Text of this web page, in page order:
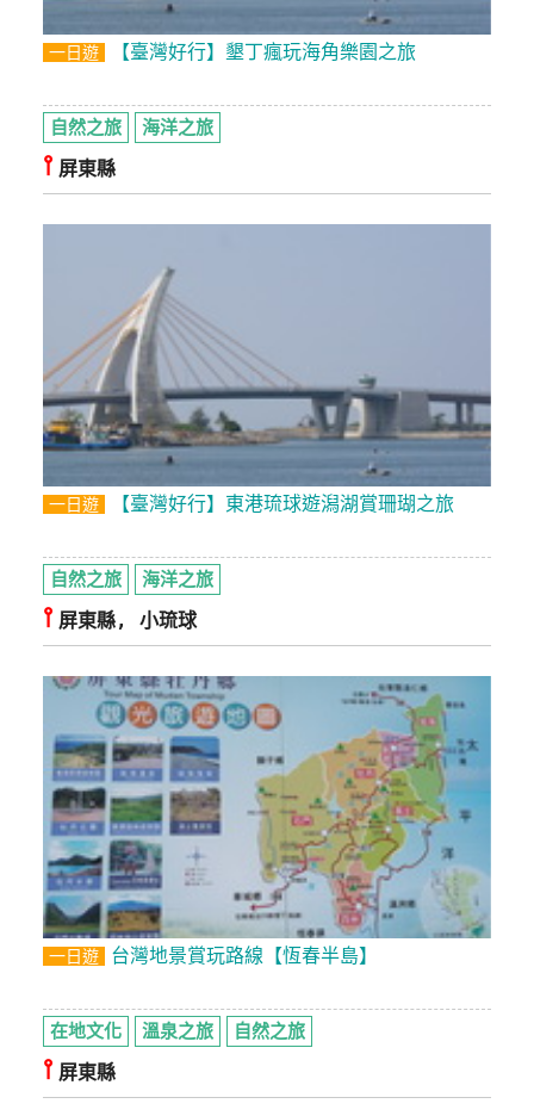
一日遊 【臺灣好行】墾丁瘋玩海角樂園之旅
自然之旅 海洋之旅
⫯ 屏東縣
一日遊 【臺灣好行】東港琉球遊潟湖賞珊瑚之旅
自然之旅 海洋之旅
⫯ 屏東縣, 小琉球
一日遊 台灣地景賞玩路線【恆春半島】
在地文化 溫泉之旅 自然之旅
⫯ 屏東縣